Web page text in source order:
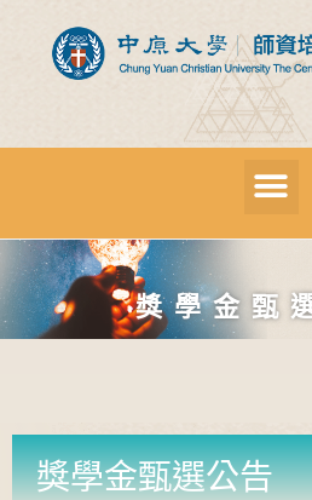
獎學金甄
獎學金甄選公告